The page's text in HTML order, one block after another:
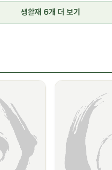
생활재 6개 더 보기